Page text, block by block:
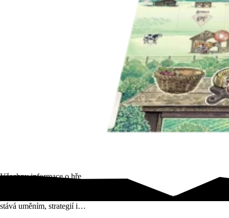
Všechny informace o hře
Fromage vás zavede do Francie přelomu století, kde se výroba sýra
stává uměním, strategií i…